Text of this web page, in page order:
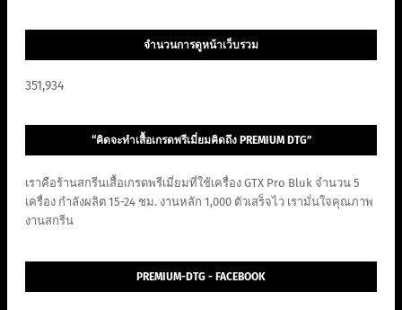
จำนวนการดูหน้าเว็บรวม
351,934
“คิดจะทำเสื้อเกรดพรีเมี่ยมคิดถึง PREMIUM DTG”
เราคือร้านสกรีนเสื้อเกรดพรีเมี่ยมที่ใช้เครื่อง GTX Pro Bluk จำนวน 5
เครื่อง กำลังผลิต 15-24 ชม. งานหลัก 1,000 ตัวเสร็จไว เรามั่นใจคุณภาพ
งานสกรีน
PREMIUM-DTG - FACEBOOK